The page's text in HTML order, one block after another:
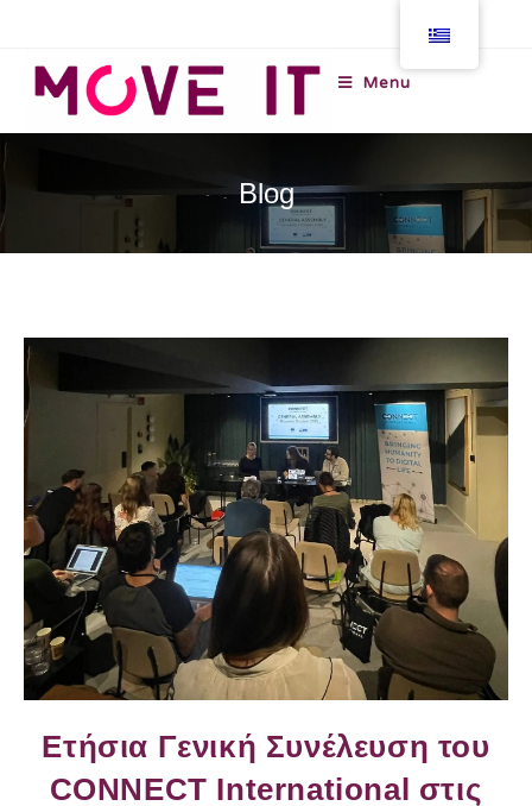
Menu
Blog
Ετήσια Γενική Συνέλευση του
CONNECT International στις